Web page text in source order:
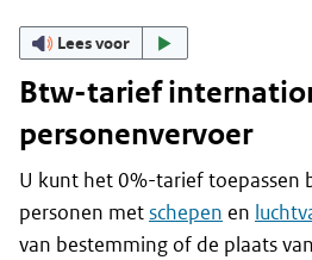
Lees voor
Btw-tarief
personenvervoer
U kunt het 0%-tarief toepassen
personen metschepen en
van bestemming of de plaats